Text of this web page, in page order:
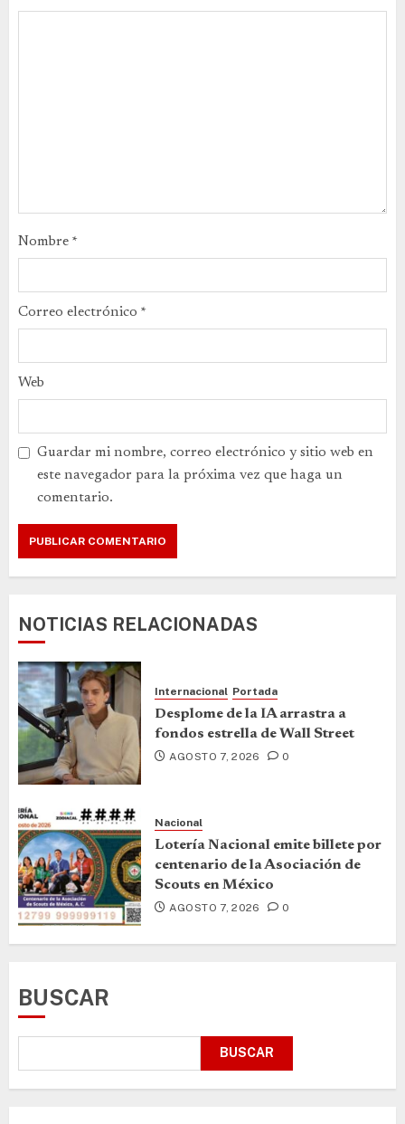
Nombre *
Correo electrónico *
Web
Guardar mi nombre, correo electrónico y sitio web en
este navegador para la próxima vez que haga un
comentario.
NOTICIAS RELACIONADAS
Internacional Portada
Desplome de la IA arrastra a
fondos estrella de Wall Street
AGOSTO 7, 2026 0
Nacional
Lotería Nacional emite billete por
centenario de la Asociación de
Scouts en México
AGOSTO 7, 2026 0
BUSCAR
BUSCAR